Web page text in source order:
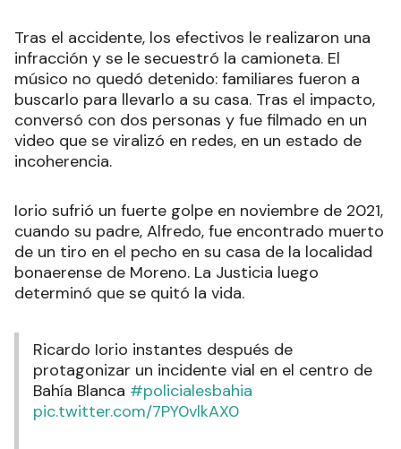
Tras el accidente, los efectivos le realizaron una
infracción y se le secuestró la camioneta. El
músico no quedó detenido: familiares fueron a
buscarlo para llevarlo a su casa. Tras el impacto,
conversó con dos personas y fue filmado en un
video que se viralizó en redes, en un estado de
incoherencia.
Iorio sufrió un fuerte golpe en noviembre de 2021,
cuando su padre, Alfredo, fue encontrado muerto
de un tiro en el pecho en su casa de la localidad
bonaerense de Moreno. La Justicia luego
determinó que se quitó la vida.
Ricardo Iorio instantes después de
protagonizar un incidente vial en el centro de
Bahía Blanca #policialesbahia
pic.twitter.com/7PY0vlkAX0